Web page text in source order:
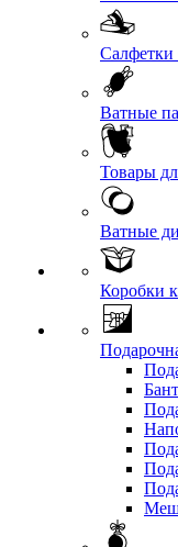
Ватные
Товары
Ватные
Коробки